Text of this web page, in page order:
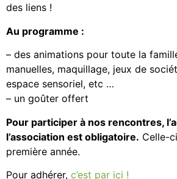
des liens !
Au programme :
– des animations pour toute la
manuelles, maquillage, jeux de
espace sensoriel, etc …
– un goûter offert
Pour participer à nos rencontres,
l’association est obligatoire. Celle-
première année.
Pour adhérer, c’est par ici !